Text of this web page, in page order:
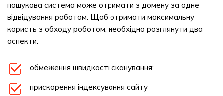
пошукова система може отримати з домену за одне
відвідування роботом. Щоб отримати максимальну
користь з обходу роботом, необхідно розглянути два
аспекти:
обмеження швидкості сканування;
прискорення індексування сайту